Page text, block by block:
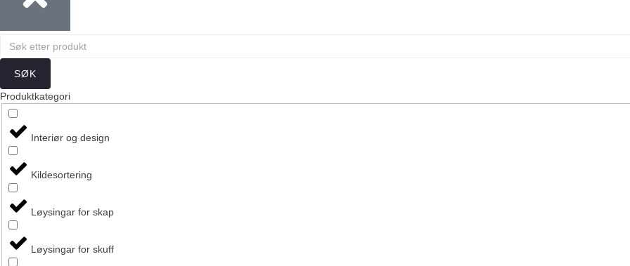
SØK
Produktkategori
Interiør og design
Kildesortering
Løysingar for skap
Løysingar for skuff